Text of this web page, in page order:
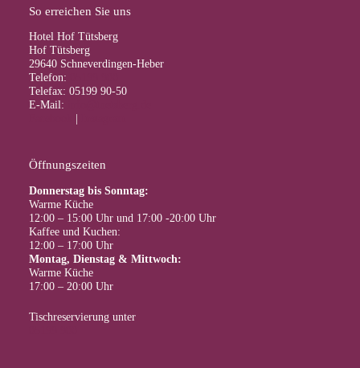
So erreichen Sie uns
Hotel Hof Tütsberg
Hof Tütsberg
29640 Schneverdingen-Heber
Telefon:
Telefax: 05199 90-50
E-Mail:
|
Öffnungszeiten
Donnerstag bis Sonntag:
Warme Küche
12:00 – 15:00 Uhr und 17:00 -20:00 Uhr
Kaffee und Kuchen:
12:00 – 17:00 Uhr
Montag, Dienstag & Mittwoch:
Warme Küche
17:00 – 20:00 Uhr
Tischreservierung unter